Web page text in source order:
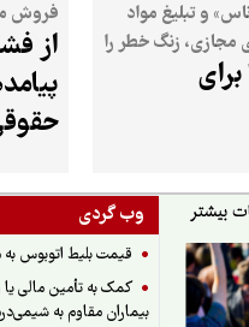
و تبلیغ مواد
زنگ خطر را
به صدا
فروش
از
وب گردی
قیمت بلیط اتوبوس
بیماران مقاوم به